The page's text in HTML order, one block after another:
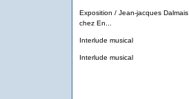
Exposition / Jean-jacques Dalmais
chez En...
Interlude musical
Interlude musical